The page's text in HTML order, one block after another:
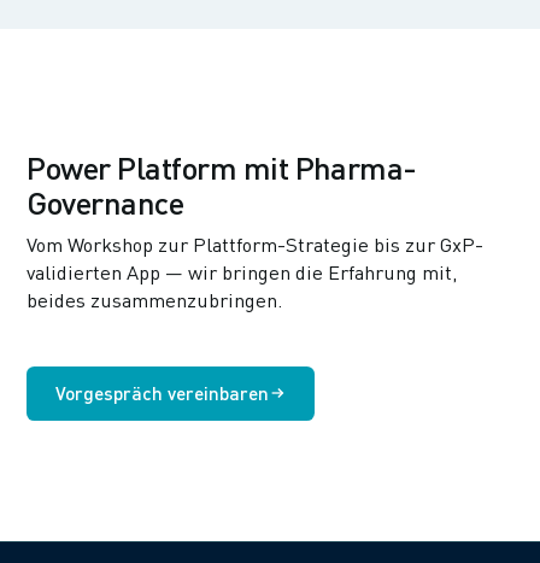
Power Platform mit Pharma-
Governance
Vom Workshop zur Plattform-Strategie bis zur GxP-
validierten App — wir bringen die Erfahrung mit,
beides zusammenzubringen.
Vorgespräch vereinbaren